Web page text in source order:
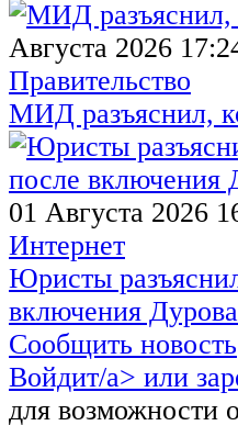
Августа 2026
Правительство
МИД разъяснил,
01 Августа 2026
Интернет
Юристы
включения
Сообщить новость
Войдит/a> или
для возможности